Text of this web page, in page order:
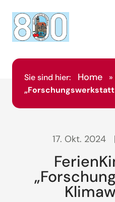
Sie sind hier: Home »
„Forschungswerkstatt
17. Okt. 2024